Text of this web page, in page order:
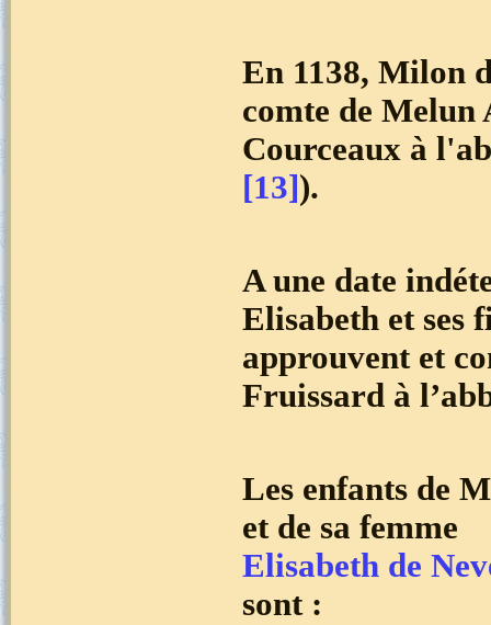
En 1138, Milon
comte de Melun
Courceaux à
[13]).
A une date
Elisabeth et ses
approuvent et
Fruissard à
Les enfants de
et de sa femme
Elisabeth de
sont :